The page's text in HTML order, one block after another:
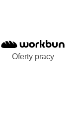
Oferty pracy